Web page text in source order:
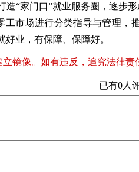
“家门口”就业服务圈，逐步形
工市场进行分类指导与管理，
业，有保障、保障好。
镜像。如有违反，追究法律责
已有0人